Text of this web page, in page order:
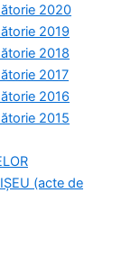
2020
2019
2018
2017
2016
2015
(acte de